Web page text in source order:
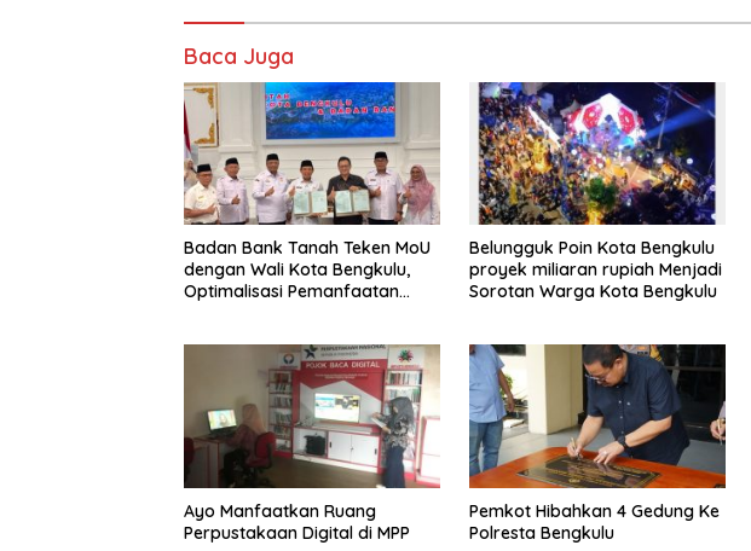
Baca Juga
Badan Bank Tanah Teken MoU
dengan Wali Kota Bengkulu,
Optimalisasi Pemanfaatan
dan Pembangunan
Belungguk Poin Kota Bengkulu
proyek miliaran rupiah Menjadi
Sorotan Warga Kota Bengkulu
Ayo Manfaatkan Ruang
Perpustakaan Digital di MPP
Pemkot Hibahkan 4 Gedung Ke
Polresta Bengkulu